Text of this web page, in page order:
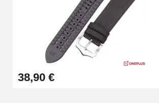
Kit Horlogerie Débutant
26,90 €
Boîte Pompe
38,90 €